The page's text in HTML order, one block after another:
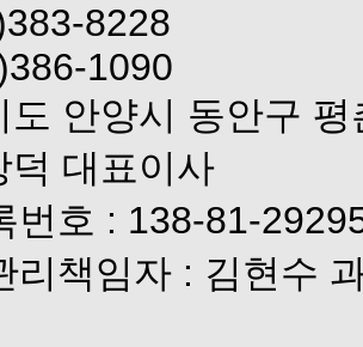
8228
1090
도 안양시 동안구
덕 대표이사
번호 : 138-81-
리책임자 : 김현수